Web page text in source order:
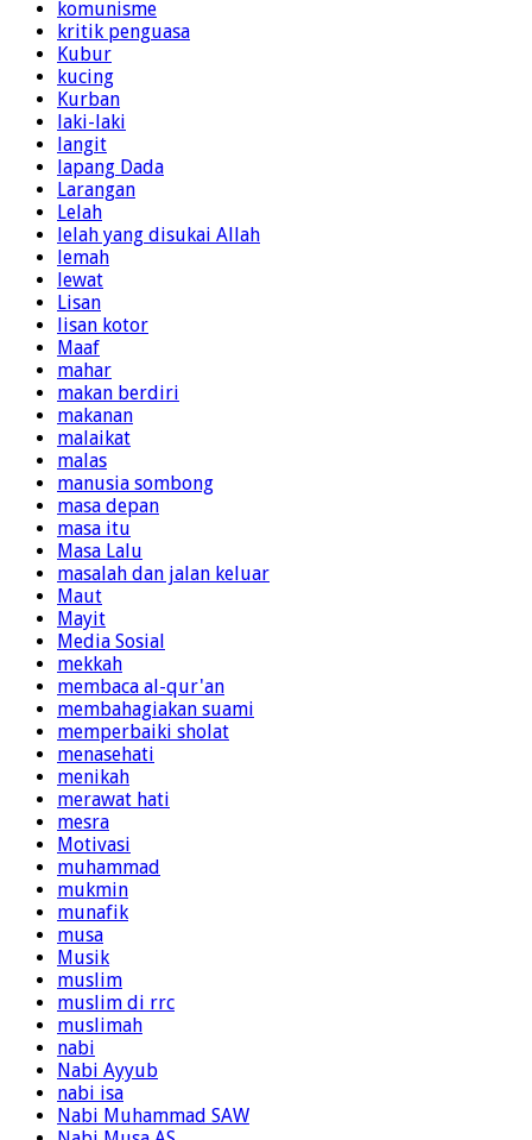
komunisme
kritik penguasa
Kubur
kucing
Kurban
laki-laki
langit
lapang Dada
Larangan
Lelah
lelah yang disukai Allah
lemah
lewat
Lisan
lisan kotor
Maaf
mahar
makan berdiri
makanan
malaikat
malas
manusia sombong
masa depan
masa itu
Masa Lalu
masalah dan jalan keluar
Maut
Mayit
Media Sosial
mekkah
membaca al-qur'an
membahagiakan suami
memperbaiki sholat
menasehati
menikah
merawat hati
mesra
Motivasi
muhammad
mukmin
munafik
musa
Musik
muslim
muslim di rrc
muslimah
nabi
Nabi Ayyub
nabi isa
Nabi Muhammad SAW